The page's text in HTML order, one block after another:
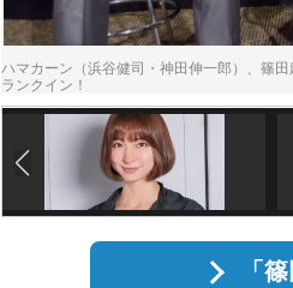
ハマカーン（浜谷健司・神田伸一郎）、篠
ランクイン！
「